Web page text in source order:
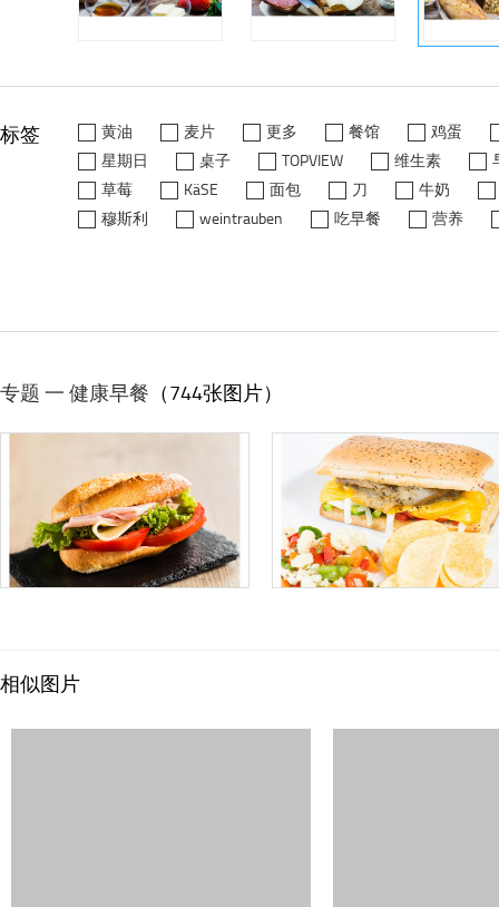
标签 黄油 麦片 更多 餐馆
鸡蛋
星期日
桌子 TOPVIEW 维生素
草莓
KäSE 面包 刀
牛奶
穆斯利
weintrauben 吃早餐 营养
专题 一 健康早餐 （744张图片）
相似图片